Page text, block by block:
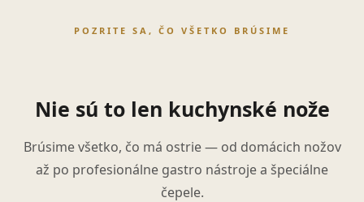
POZRITE SA, ČO VŠETKO BRÚSIME
Nie sú to len kuchynské nože
Brúsime všetko, čo má ostrie — od domácich nožov
až po profesionálne gastro nástroje a špeciálne
čepele.